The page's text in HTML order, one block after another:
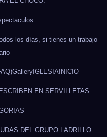
los días, si tienes un trabajo
GalleryIGLESIAINICIO
EN SERVILLETAS.
DEL GRUPO LADRILLO